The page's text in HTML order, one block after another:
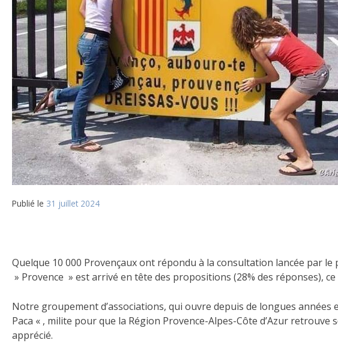
Publié le 31 juillet 2024
Quelque 10 000 Provençaux ont répondu à la consultation lancée par
» Provence » est arrivé en tête des propositions (28% des réponses),
Notre groupement d’associations, qui ouvre depuis de longues
Paca « , milite pour que la Région Provence-Alpes-Côte d’Azur
apprécié.